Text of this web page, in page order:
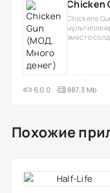
Chicken
Chickens
вместо
6.0.0 887.3 Mb
Похожие